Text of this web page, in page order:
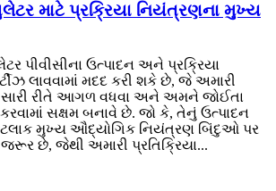
માટે પ્રક્રિયા નિયંત્રણના મુખ્ય
પીવીસીના ઉત્પાદન અને પ્રક્રિયા
લાવવામાં મદદ કરી શકે છે, જે અમારી
સારી રીતે આગળ વધવા અને અમને જોઈતા
સક્ષમ બનાવે છે. જો કે, તેનું ઉત્પાદન
મુખ્ય ઔદ્યોગિક નિયંત્રણ બિંદુઓ પર
છે, જેથી અમારી પ્રતિક્રિયા...